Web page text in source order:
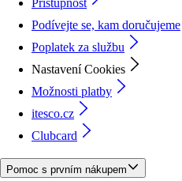
Přístupnost
Podívejte se, kam doručujeme
Poplatek za službu
Nastavení Cookies
Možnosti platby
itesco.cz
Clubcard
Pomoc s prvním nákupem